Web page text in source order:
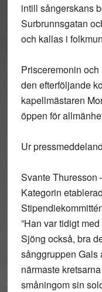
intill sångerskans
Surbrunnsgatan
och kallas i
Prisceremonin och
den efterföljande
kapellmästaren
öppen för
Ur
Svante Thuresson
Kategorin
”Han var tidigt
Sjöng också, bra
sånggruppen Gals
närmaste
småningom sin